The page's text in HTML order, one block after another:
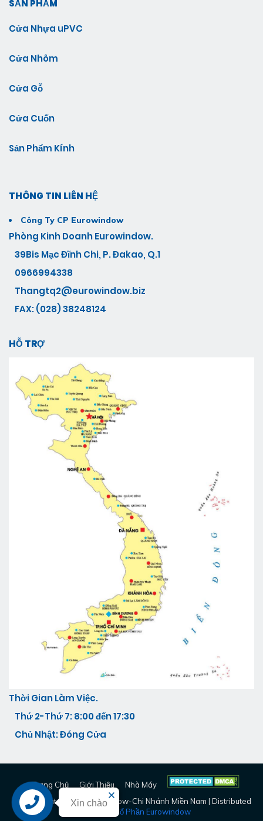
SẢN PHẨM
Cửa Nhựa uPVC
Cửa Nhôm
Cửa Gỗ
Cửa Cuốn
Sản Phẩm Kính
THÔNG TIN LIÊN HỆ
Công Ty CP Eurowindow
Phòng Kinh Doanh Eurowindow.
39Bis Mạc Đĩnh Chi, P. Đakao, Q.1
0966994338
Thangtq2@eurowindow.biz
FAX: (028) 38248124
HỖ TRỢ
Thời Gian Làm Việc.
Thứ 2-Thứ 7: 8:00 đến 17:30
Chủ Nhật: Đóng Cửa
Trang Chủ Giới Thiệu
Nhà Máy
© Copyright2026 -Eurowindow-Chi Nhánh Miền Nam | Distributed
Công Ty Cổ Phần Eurowindow
Xin chào